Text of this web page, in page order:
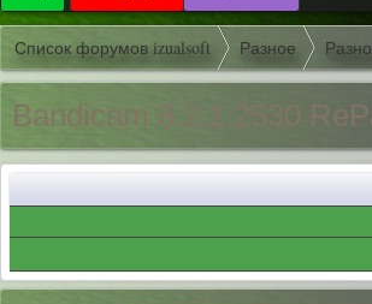
Список форумов izualsoft Разное
Bandicam 8.2.1.2530